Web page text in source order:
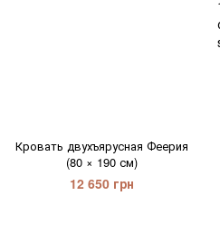
Кровать двухъярусная Феерия
(80 × 190 см)
12 650 грн